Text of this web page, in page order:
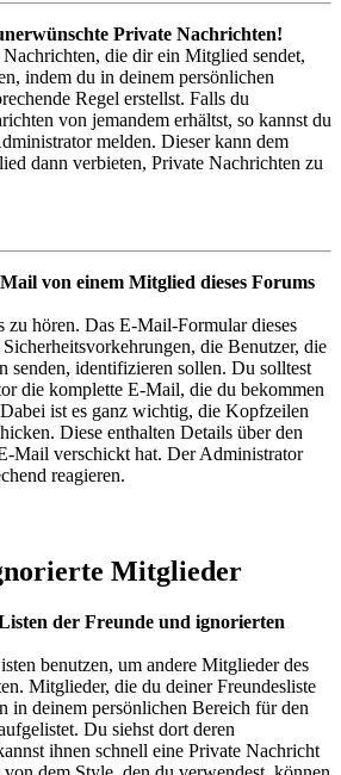
Private Nachrichten!
die dir ein Mitglied sendet,
indem du in deinem persönlichen
Regel erstellst. Falls du
von jemandem erhältst, so kannst du
melden. Dieser kann dem
dann verbieten, Private Nachrichten zu
von einem Mitglied dieses Forums
zu hören. Das E-Mail-Formular dieses
die Benutzer, die
senden, identifizieren sollen. Du solltest
die komplette E-Mail, die du bekommen
ist es ganz wichtig, die Kopfzeilen
Diese enthalten Details über den
Mail verschickt hat. Der Administrator
reagieren.
Mitglieder
der Freunde und ignorierten
benutzen, um andere Mitglieder des
Mitglieder, die du deiner Freundesliste
in deinem persönlichen Bereich für den
Du siehst dort deren
ihnen schnell eine Private Nachricht